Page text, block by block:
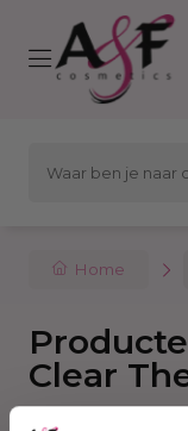
Home
Clear